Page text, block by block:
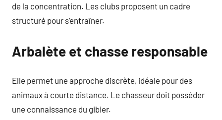
de la concentration. Les clubs proposent un cadre
structuré pour s’entraîner.
Arbalète et chasse responsable
Elle permet une approche discrète, idéale pour des
animaux à courte distance. Le chasseur doit posséder
une connaissance du gibier.